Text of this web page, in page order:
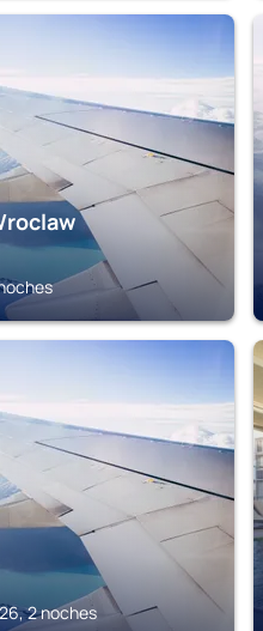
2 noches